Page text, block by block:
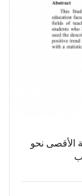
الأقصى نحو